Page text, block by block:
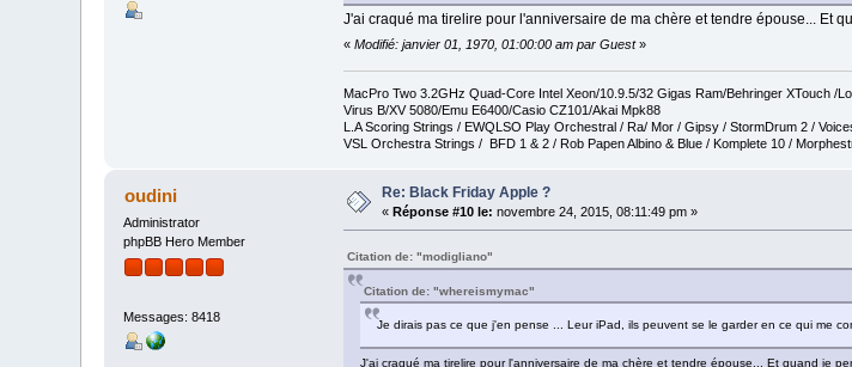
J'ai craqué ma tirelire pour l'anniversaire de ma chère et tendre épouse... Et
« Modifié: janvier 01, 1970, 01:00:00 am par Guest»
MacPro Two 3.2GHz Quad-Core Intel Xeon/10.9.5/32 Gigas Ram/Behringer XTouch /
Virus B/XV 5080/Emu E6400/Casio CZ101/Akai Mpk88
L.A Scoring Strings / EWQLSO Play Orchestral / Ra/ Mor / Gipsy / StormDrum 2 /
VSL Orchestra Strings / BFD 1 & 2 / Rob Papen Albino & Blue / Komplete 10 /
oudini
Administrator
phpBB Hero Member
Messages: 8418
Re: Black Friday Apple ?
«Réponse #10 le: novembre 24, 2015, 08:11:49 pm »
Citation de: "modigliano"
Citation de: "whereismymac"
Je dirais pas ce que j'en pense ... Leur iPad, ils peuvent se le garder en ce qui me
J'ai craqué ma tirelire pour l'anniversaire de ma chère et tendre épouse... Et quand je